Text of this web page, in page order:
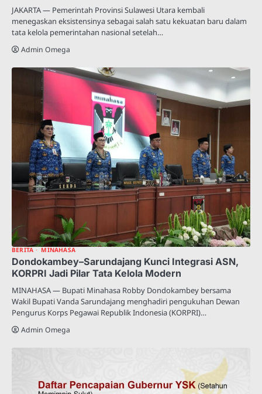
JAKARTA — Pemerintah Provinsi Sulawesi Utara kembali
menegaskan eksistensinya sebagai salah satu kekuatan baru dalam
tata kelola pemerintahan nasional setelah…
Admin Omega
BERITA MINAHASA
Dondokambey–Sarundajang Kunci Integrasi ASN,
KORPRI Jadi Pilar Tata Kelola Modern
MINAHASA — Bupati Minahasa Robby Dondokambey bersama
Wakil Bupati Vanda Sarundajang menghadiri pengukuhan Dewan
Pengurus Korps Pegawai Republik Indonesia (KORPRI)…
Admin Omega